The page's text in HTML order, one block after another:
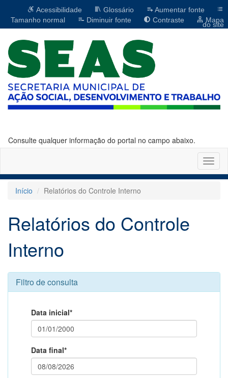
Acessibilidade Glossário
Aumentar fonte
Tamanho normal
Diminuir fonte Contraste Mapa
do site
Consulte qualquer informação do portal no campo abaixo.
Início
Relatórios do Controle Interno
Relatórios do Controle
Interno
Filtro de consulta
Data inicial*
Data final*